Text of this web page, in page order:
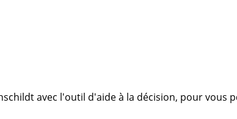
avec l'outil d'aide à la décision, pour vous